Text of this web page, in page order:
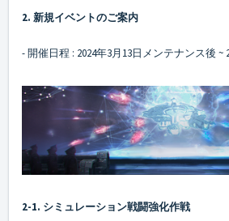
2. 新規イベントのご案内
- 開催日程 : 2024年3月13日メンテナンス後 ~
2-1. シミュレーション戦闘強化作戦